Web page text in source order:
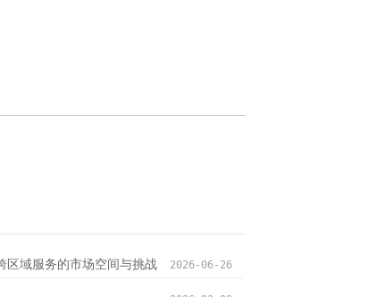
区域服务的市场空间与挑战 2026-06-26